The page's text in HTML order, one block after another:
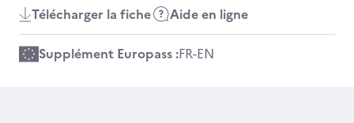
Télécharger la fiche Aide en ligne
Supplément Europass :FR-EN